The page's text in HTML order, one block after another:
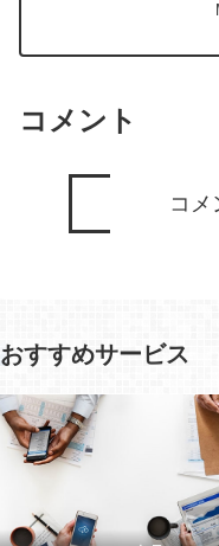
コメント
コメ
おすすめサービス